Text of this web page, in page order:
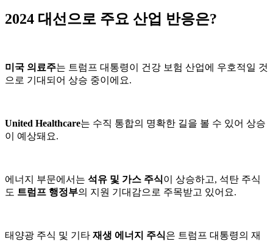
2024 대선으로 주요 산업 반응은?
미국 의료주는 트럼프 대통령이 건강 보험 산업에 우호적일 것
으로 기대되어 상승 중이에요.
United Healthcare는 수직 통합의 명확한 길을 볼 수 있어 상승
이 예상돼요.
에너지 부문에서는 석유 및 가스 주식이 상승하고, 석탄 주식
도 트럼프 행정부의 지원 기대감으로 주목받고 있어요.
태양광 주식 및 기타 재생 에너지 주식은 트럼프 대통령의 재